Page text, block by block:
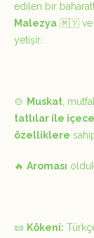
edilen bir
Malezya 🇲🇾 ve
yetişir.
🍲 Muskat,
tatlılar ile
özelliklere
🔥 Aroması
📜 Kökeni: